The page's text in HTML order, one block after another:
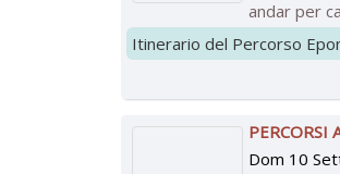
andar per
Itinerario del Percorso
PERCORSI
Dom 10